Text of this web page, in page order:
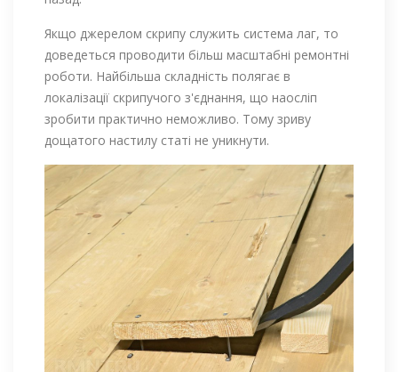
Якщо джерелом скрипу служить система лаг, то
доведеться проводити більш масштабні ремонтні
роботи. Найбільша складність полягає в
локалізації скрипучого з'єднання, що наосліп
зробити практично неможливо. Тому зриву
дощатого настилу статі не уникнути.